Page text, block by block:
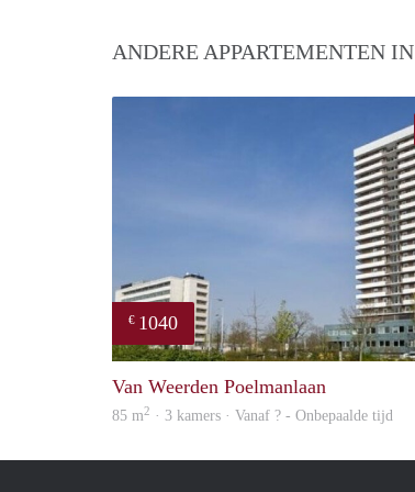
ANDERE APPARTEMENTEN IN
€ 1040
Van Weerden Poelmanlaan
85 m2 · 3 kamers · Vanaf ? - Onbepaalde tijd